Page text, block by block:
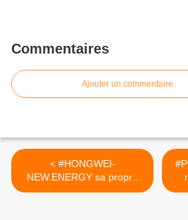
Commentaires
Ajouter un commentaire
< #HONGWEI-
NEW.ENERGY sa propre
technologie électrique.